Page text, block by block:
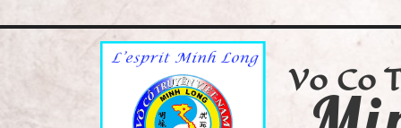
Vo Co